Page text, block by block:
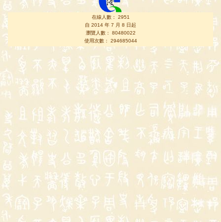
在線人數： 2951
自 2014 年 7 月 8 日起
瀏覽人數： 80480022
使用次數： 294685044